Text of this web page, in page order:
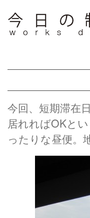
今回、短期滞在
居れればOKと
ったりな昼便。